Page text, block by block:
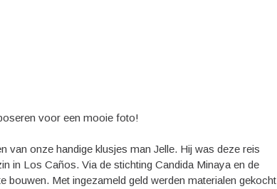
voor een mooie foto!
van onze handige klusjes man Jelle. Hij was deze reis
in Los Caños. Via de stichting Candida Minaya en de
bouwen. Met ingezameld geld werden materialen gekocht